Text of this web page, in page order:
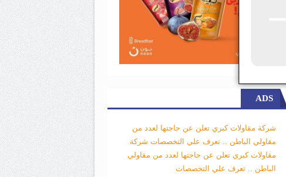
ADS
شركة مقاولات كبري تعلن عن حاجتها لعدد من
مقاولي الباطن .. تعرف علي التخصصات شركة
مقاولات كبري تعلن عن حاجتها لعدد من مقاولي
الباطن .. تعرف علي التخصصات